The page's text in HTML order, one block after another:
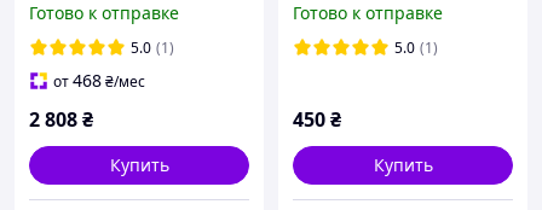
Готово к отправке
5.0 (1)
от468₴/мес
2 808₴
Купить
Готово к отправке
5.0 (1)
450₴
Купить